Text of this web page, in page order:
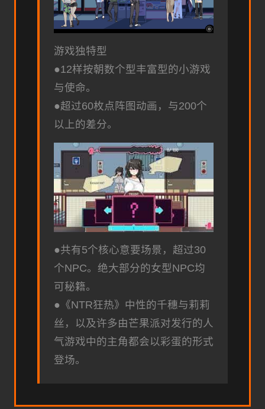
游戏独特型
●12样按朝数个型丰富型的小游戏
与使命。
●超过60枚点阵图动画，与200个
以上的差分。
●共有5个核心意要场景，超过30
个NPC。绝大部分的女型NPC均
可秘籍。
●《NTR狂热》中性的千穗与莉莉
丝，以及许多由芒果派对发行的人
气游戏中的主角都会以彩蛋的形式
登场。